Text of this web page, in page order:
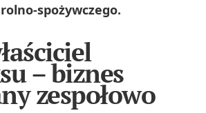
– biznes
zespołowo